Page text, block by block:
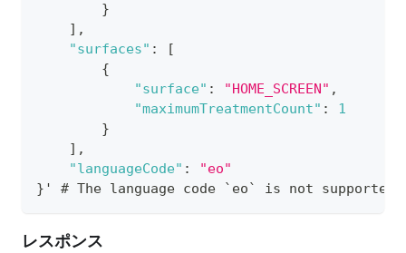
}
] ,
"surfaces" :
[
{
"surface" : "HOME_SCREEN" ,
"maximumTreatmentCount" :
1
}
] ,
"languageCode" :
"eo"
} ' # The language code `eo` is not supported.
レスポンス